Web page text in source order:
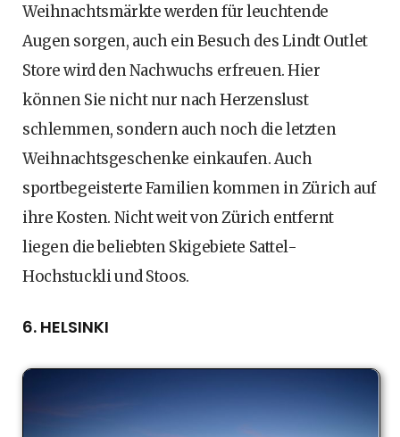
Weihnachtsmärkte werden für leuchtende
Augen sorgen, auch ein Besuch des Lindt Outlet
Store wird den Nachwuchs erfreuen. Hier
können Sie nicht nur nach Herzenslust
schlemmen, sondern auch noch die letzten
Weihnachtsgeschenke einkaufen. Auch
sportbegeisterte Familien kommen in Zürich auf
ihre Kosten. Nicht weit von Zürich entfernt
liegen die beliebten Skigebiete Sattel-
Hochstuckli und Stoos.
6. HELSINKI